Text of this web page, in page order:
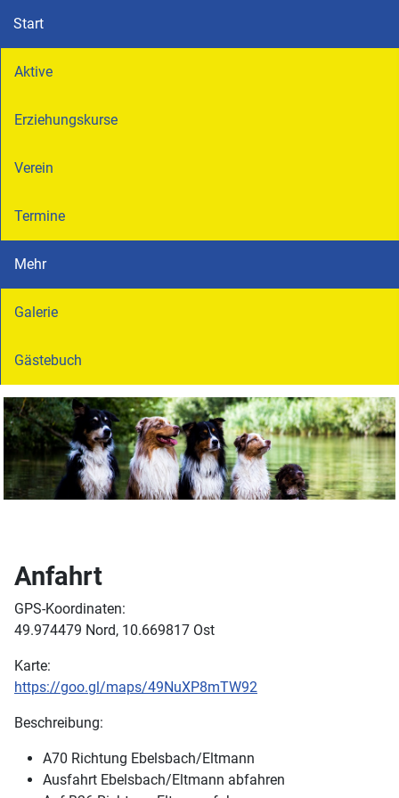
Start
Aktive
Erziehungskurse
Verein
Termine
Mehr
Galerie
Gästebuch
Anfahrt
GPS-Koordinaten:
49.974479 Nord, 10.669817 Ost
Karte:
https://goo.gl/maps/49NuXP8mTW92
Beschreibung:
A70 Richtung Ebelsbach/Eltmann
Ausfahrt Ebelsbach/Eltmann abfahren